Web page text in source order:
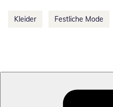
Kleider Festliche Mode